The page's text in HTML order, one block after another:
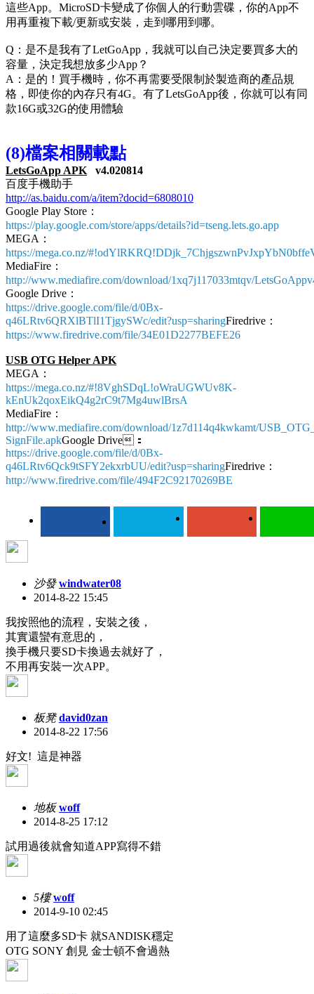
這些App。MicroSD卡變成了你個人的行動雲碟，你的App不
用再重複下載/更新或安裝，走到哪用到哪。
Q：是不是我有了LetGoApp，我就可以自己決定要買多大的
容量，決定我想放多少App？
A：是的！買手機時，你不再需要受限制於製造商的產品規
格，即使你的內存只有4G。有了LetsGoApp後，你就可以有同
款16G或32G的使用體驗
(8)檔案相關載點
LetsGoApp APK v4.020814
百度手機助手
http://as.baidu.com/a/item?docid=6808010
Google Play Store：
https://play.google.com/store/apps/details?id=tseng.lets.go.app
MEGA：
https://mega.co.nz/
MediaFire：
http://www.mediafire.com/download/1xq7j117033mtqv/
Google Drive：
https://drive.google.com/file/d/0Bx-
q46LRtv6QRXlBTlI1TjgySWc/edit?usp=sharingFiredrive：
https://www.firedrive.com/file/34E01D2277BEFE26
USB OTG Helper APK
MEGA：
https://mega.co.nz/#!8VghSDqL!oWraUGWUv8K-
kEnUk2qoxEikQ4g2rC9t7Mg4uwlBrsA
MediaFire：
http://www.mediafire.com/download/1z7d114q4kwkamt/
SignFile.apkGoogle Drive：
https://drive.google.com/file/d/0Bx-
q46LRtv6Qck9tSFY2ekxrbUU/edit?usp=sharingFiredrive：
http://www.firedrive.com/file/494F2C92170269BE
沙發 windwater08
2014-8-22 15:45
我按照他的流程，安裝之後，
其實還蠻有意思的，
換手機只要SD卡換過去就好了，
不用再安裝一次APP。
板凳 david0zan
2014-8-22 17:56
好文! 這是神器
地板 woff
2014-8-25 17:12
試用過後就會知道APP寫得不錯
5樓 woff
2014-9-10 02:45
用了這麼多SD卡 就SANDISK穩定
OTG SONY 創見 金士頓不會過熱